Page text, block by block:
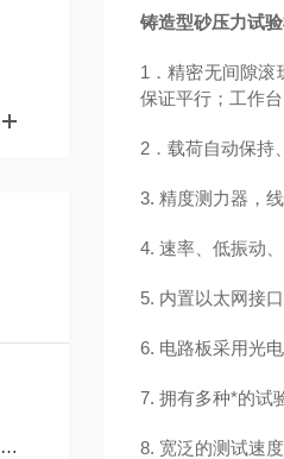
铸造型砂压力试
1．精密无间隙滚
保证平行；工作
2．载荷自动保持
3. 精度测力器，
4. 速率、低振动
5. 内置以太网接
6. 电路板采用光
7. 拥有多种*的试
8. 宽泛的测试速